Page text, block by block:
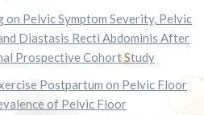
on Pelvic Symptom Severity, Pelvic
Diastasis Recti Abdominis After
Prospective Cohort Study
Postpartum on Pelvic Floor
of Pelvic Floor